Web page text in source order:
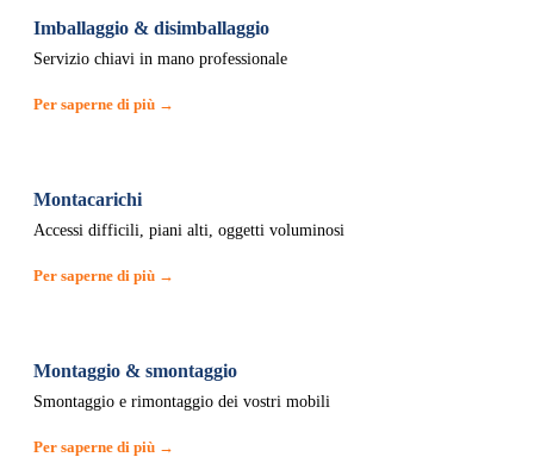
Imballaggio & disimballaggio
Servizio chiavi in mano professionale
Per saperne di più →
Montacarichi
Accessi difficili, piani alti, oggetti voluminosi
Per saperne di più →
Montaggio & smontaggio
Smontaggio e rimontaggio dei vostri mobili
Per saperne di più →